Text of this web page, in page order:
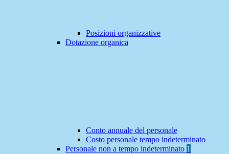
Posizioni organizzative
Dotazione organica
Conto annuale del personale
Costo personale tempo indeterminato
Personale non a tempo indeterminato 1